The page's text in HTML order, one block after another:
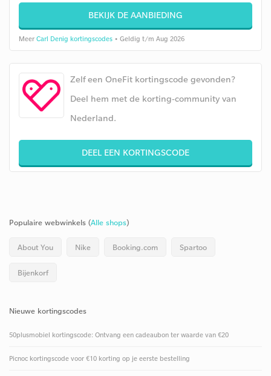
BEKIJK DE AANBIEDING
Meer Carl Denig kortingscodes • Geldig t/m Aug 2026
Zelf een OneFit kortingscode gevonden?
Deel hem met de korting-community van
Nederland.
DEEL EEN KORTINGSCODE
Populaire webwinkels (Alle shops)
About You Nike Booking.com Spartoo
Bijenkorf
Nieuwe kortingscodes
50plusmobiel kortingscode: Ontvang een cadeaubon ter waarde van €20
Picnoc kortingscode voor €10 korting op je eerste bestelling